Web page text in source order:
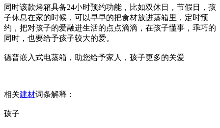
同时该款烤箱具备24小时预约功能，比如双休日，节假日，孩
子休息在家的时候，可以早早的把食材放进蒸箱里，定时预
约，把对孩子的爱融进生活的点点滴滴，在孩子懂事，乖巧的
同时，也要给予孩子较大的爱。
德普嵌入式电蒸箱，助您给予家人，孩子更多的关爱
相关建材词条解释：
孩子